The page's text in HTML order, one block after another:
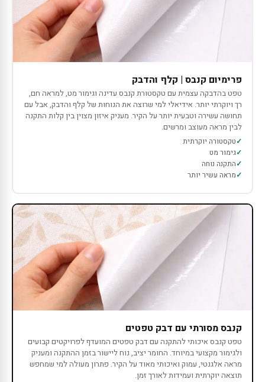
פרימיום קנבס | קלף והדבק
טפט בהדבקה עצמית עם טקסטורת קנבס עדינה וגימור מט, למראה חם,
רך ויוקרתי יותר. אידיאלי למי שרוצה את הנוחות של קלף והדבק, אבל עם
תחושה עשירה וטבעית יותר על הקיר. מעניק איזון מצוין בין קלות התקנה
לבין מראה מעוצב ומרשים.
טקסטורה יוקרתית
גימור מט
התקנה נוחה
מראה עשיר יותר
קנבס מסורתי עם דבק טפטים
טפט קנבס איכותי להתקנה עם דבק טפטים המועדף לפרויקטים קבועים
ולגימור מקצועי במיוחד. החומר יציב, נוח ליישור בזמן ההתקנה ומעניק
מראה אלגנטי, עמוק ואיכותי מאוד על הקיר. פתרון מעולה למי שמחפש
תוצאה יוקרתית ועמידות לאורך זמן.